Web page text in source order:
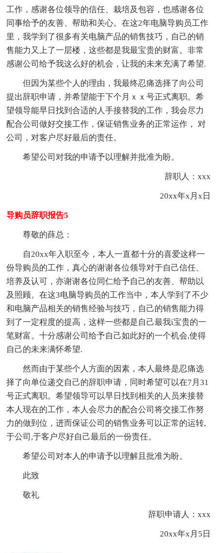
工作，感谢各位领导的信任、栽培及包容，也感谢各位
同事给予的友善、帮助和关心。在这2年电脑导购员工作
里，我学到了很多有关电脑产品的销售技巧，自己的销
售能力又上了一层楼，这些都是我最宝贵的财富。非常
感谢公司给予我这么好的机会，让我的未来充满了希望.
但因为某些个人的理由，我最终忍痛选择了向公司
提出辞职申请，并希望能于下个月ｘｘ号正式离职。希
望领导能早日找到合适的人手接替我的工作，我会尽力
配合公司做好交接工作，保证销售业务的正常运作， 对
公司，对客户尽好最后的责任。
希望公司对我的申请予以理解并批准为盼。
辞职人：xxx
20xx年x月x日
导购员辞职报告5
尊敬的薛总：
自20xx年入职至今，本人一直都十分的喜爱这样一
份导购员的工作，真心的谢谢各位领导对于自己信任、
培养及认可，亦谢谢各位同仁给予自己的友善、帮助以
及照顾。在这3电脑导购员的工作当中，本人学到了不少
和电脑产品相关的销售经验与技巧，自己的销售能力得
到了一定程度的提高，这样一些都是自己最我i宝贵的一
笔财富。十分感谢公司给予自己如此好的一个机会,使得
自己的未来满怀希望.
然而由于某些个人方面的因素，本人最终是忍痛选
择了向单位递交自己的辞职申请，同时希望可以在7月31
号正式离职。希望领导可以早日找到相关的人员来接替
本人现在的工作，本人会尽力的配合公司将交接工作努
力的做到位，进而保证公司的销售业务可以正常的运转,
于公司,于客户尽好自己最后的一份责任。
希望公司对本人的申请予以理解且批准为盼。
此致
敬礼
辞职申请人：xxx
20xx年x月5日